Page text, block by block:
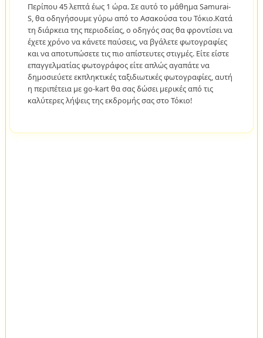
Περίπου 45 λεπτά έως 1 ώρα. Σε αυτό το μάθημα Samurai-
S, θα οδηγήσουμε γύρω από το Ασακούσα του Τόκιο.Κατά
τη διάρκεια της περιοδείας, ο οδηγός σας θα φροντίσει να
έχετε χρόνο να κάνετε παύσεις, να βγάλετε φωτογραφίες
και να αποτυπώσετε τις πιο απίστευτες στιγμές. Είτε είστε
επαγγελματίας φωτογράφος είτε απλώς αγαπάτε να
δημοσιεύετε εκπληκτικές ταξιδιωτικές φωτογραφίες, αυτή
η περιπέτεια με go-kart θα σας δώσει μερικές από τις
καλύτερες λήψεις της εκδρομής σας στο Τόκιο!